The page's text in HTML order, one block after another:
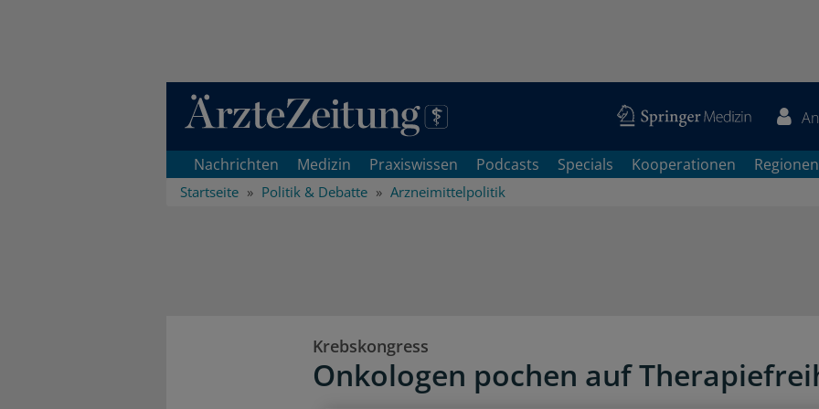
Direkt zum Inhaltsbereich
Nachrichten Medizin Praxiswissen Podcasts Specials Kooperationen Regionen
Startseite Politik & Debatte Arzneimittelpolitik
Krebskongress
Onkologen pochen auf